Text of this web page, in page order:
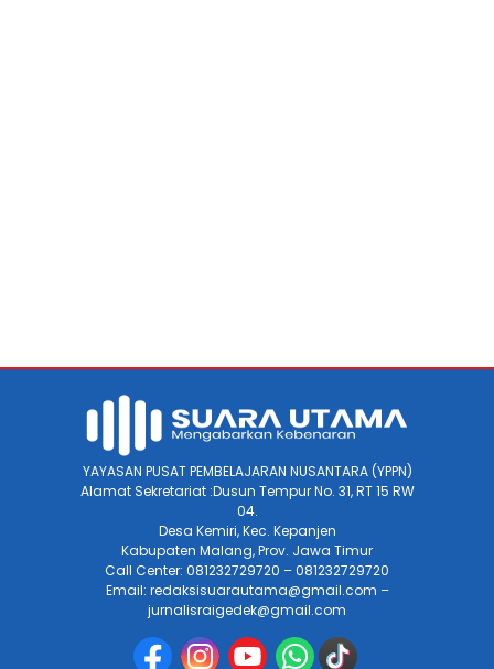
YAYASAN PUSAT PEMBELAJARAN NUSANTARA (YPPN)
Alamat Sekretariat :Dusun Tempur No. 31, RT 15 RW
04.
Desa Kemiri, Kec. Kepanjen
Kabupaten Malang, Prov. Jawa Timur
Call Center: 081232729720 – 081232729720
Email: redaksisuarautama@gmail.com –
jurnalisraigedek@gmail.com